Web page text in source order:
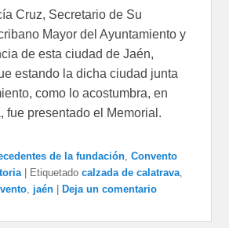
Cruz, Secretario de Su
Mayor del Ayuntamiento y
de esta ciudad de Jaén,
estando la dicha ciudad junta
como lo acostumbra, en
fue presentado el Memorial.
de la fundación ,Convento
Etiquetado calzada de calatrava
jaén Deja un comentario